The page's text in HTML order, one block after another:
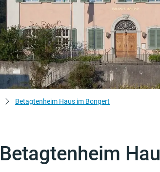
Betagtenheim Haus im Bongert
Betagtenheim